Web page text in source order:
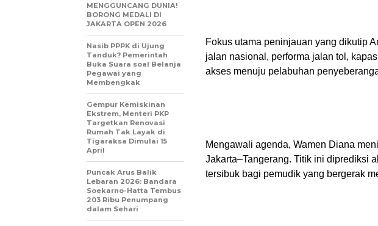
Fokus utama peninjauan yang dikutip
jalan nasional, performa jalan tol,
akses menuju pelabuhan
Mengawali agenda, Wamen Diana
Jakarta–Tangerang. Titik ini diprediksi
tersibuk bagi pemudik yang bergerak
MENGGUNCANG DUNIA!
BORONG MEDALI DI
JAKARTA OPEN 2026
Nasib PPPK di Ujung
Tanduk? Pemerintah
Buka Suara soal Belanja
Pegawai yang
Membengkak
Gempur Kemiskinan
Ekstrem, Menteri PKP
Targetkan Renovasi
Rumah Tak Layak di
Tigaraksa Dimulai 15
April
Puncak Arus Balik
Lebaran 2026: Bandara
Soekarno-Hatta Tembus
203 Ribu Penumpang
dalam Sehari